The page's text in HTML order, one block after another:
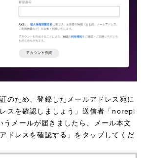
のため、登録したメールアドレス宛に
スを確認しましょう」送信者「norepl
メールが届きましたら、メール本文
ドレスを確認する」をタップしてくだ